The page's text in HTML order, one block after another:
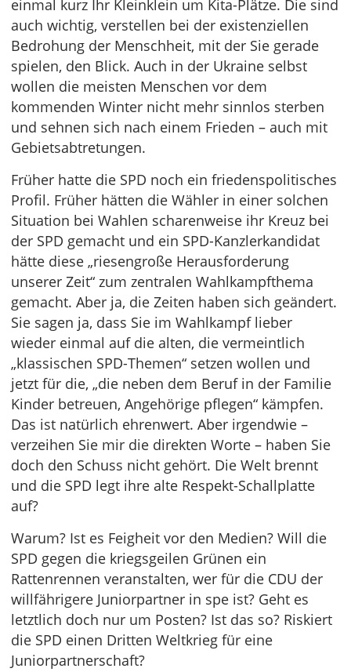
einmal kurz Ihr Kleinklein um Kita-Plätze. Die sind
auch wichtig, verstellen bei der existenziellen
Bedrohung der Menschheit, mit der Sie gerade
spielen, den Blick. Auch in der Ukraine selbst
wollen die meisten Menschen vor dem
kommenden Winter nicht mehr sinnlos sterben
und sehnen sich nach einem Frieden – auch mit
Gebietsabtretungen.
Früher hatte die SPD noch ein friedenspolitisches
Profil. Früher hätten die Wähler in einer solchen
Situation bei Wahlen scharenweise ihr Kreuz bei
der SPD gemacht und ein SPD-Kanzlerkandidat
hätte diese „riesengroße Herausforderung
unserer Zeit“ zum zentralen Wahlkampfthema
gemacht. Aber ja, die Zeiten haben sich geändert.
Sie sagen ja, dass Sie im Wahlkampf lieber
wieder einmal auf die alten, die vermeintlich
„klassischen SPD-Themen“ setzen wollen und
jetzt für die, „die neben dem Beruf in der Familie
Kinder betreuen, Angehörige pflegen“ kämpfen.
Das ist natürlich ehrenwert. Aber irgendwie –
verzeihen Sie mir die direkten Worte – haben Sie
doch den Schuss nicht gehört. Die Welt brennt
und die SPD legt ihre alte Respekt-Schallplatte
auf?
Warum? Ist es Feigheit vor den Medien? Will die
SPD gegen die kriegsgeilen Grünen ein
Rattenrennen veranstalten, wer für die CDU der
willfährigere Juniorpartner in spe ist? Geht es
letztlich doch nur um Posten? Ist das so? Riskiert
die SPD einen Dritten Weltkrieg für eine
Juniorpartnerschaft?